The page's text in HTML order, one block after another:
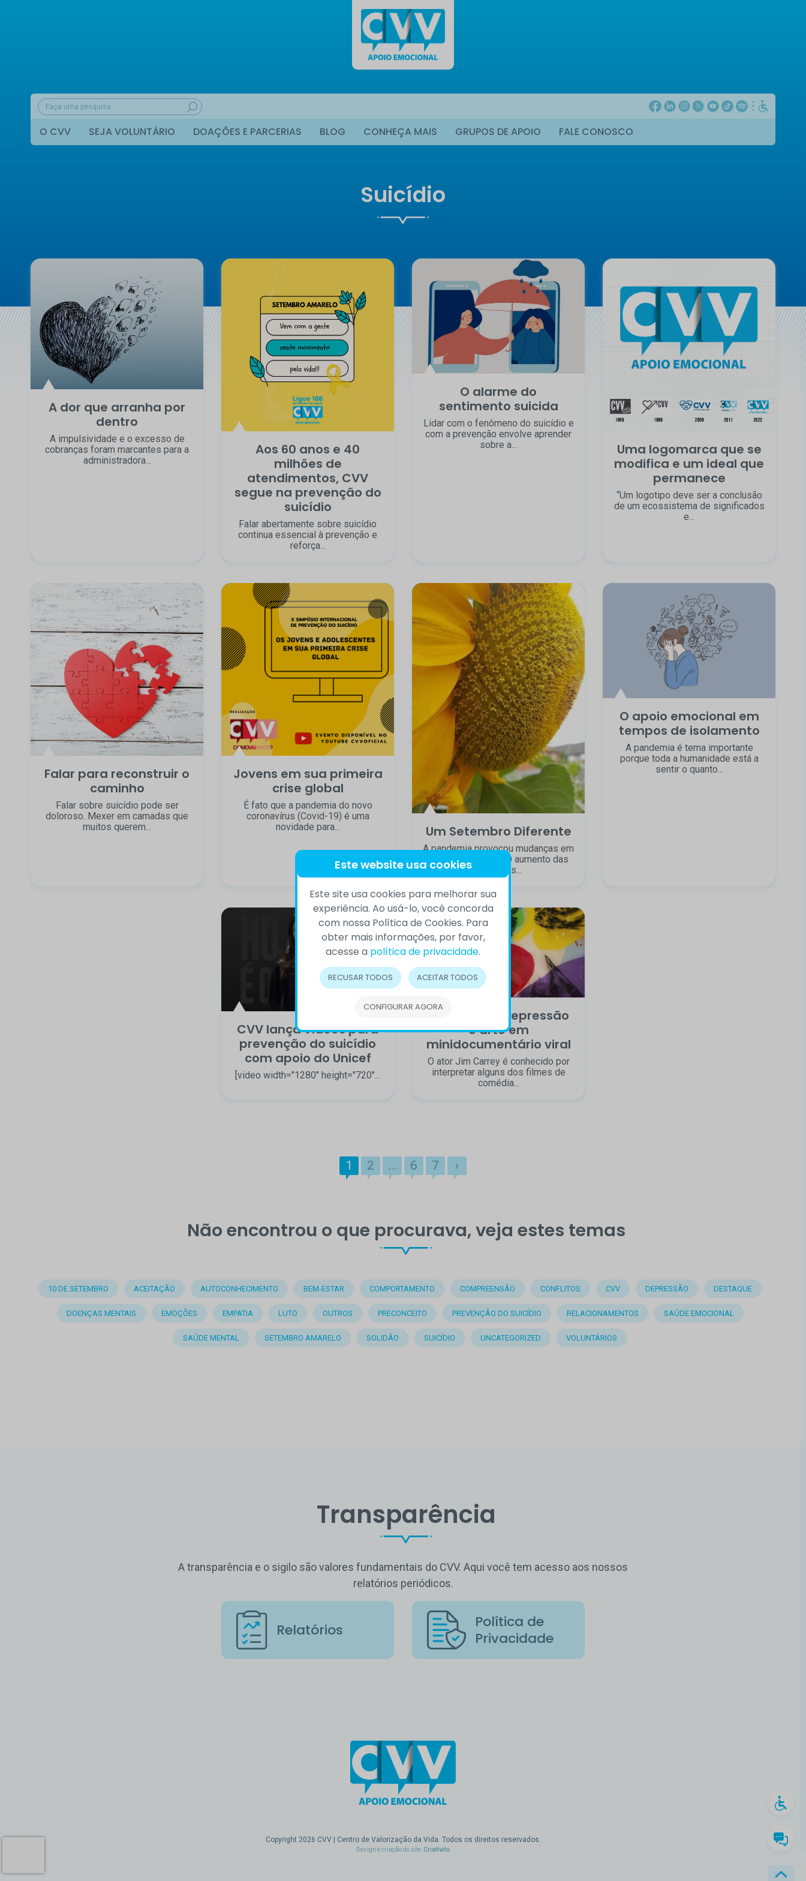
O CVV SEJA VOLUNTÁRIO DOAÇÕES E PARCERIAS BLOG CONHEÇA MAIS GRUPOS DE APOIO FALE CONOSCO
Suicídio
A dor que arranha por
dentro
A impulsividade e o excesso de
cobranças foram marcantes para a
administradora...
Aos 60 anos e 40
milhões de
atendimentos, CVV
segue na prevenção do
suicídio
Falar abertamente sobre suicídio
continua essencial à prevenção e
reforça...
O alarme do
sentimento suicida
Lidar com o fenômeno do suicídio e
com a prevenção envolve aprender
sobre a...
Uma logomarca que se
modifica e um ideal que
permanece
“Um logotipo deve ser a conclusão
de um ecossistema de significados
e...
Falar para reconstruir o
caminho
Falar sobre suicídio pode ser
doloroso. Mexer em camadas que
muitos querem...
Jovens em sua primeira
crise global
É fato que a pandemia do novo
coronavírus (Covid-19) é uma
novidade para...
Um Setembro Diferente
A pandemia provocou mudanças em
toda a sociedade. O aumento das
pressões...
O apoio emocional em
tempos de isolamento
A pandemia é tema importante
porque toda a humanidade está a
sentir o quanto...
CVV lança vídeos para
prevenção do suicídio
com apoio do Unicef
[video width="1280" height="720"...
Jim Carrey: depressão
e arte em
minidocumentário viral
O ator Jim Carrey é conhecido por
interpretar alguns dos filmes de
comédia...
1 2 … 6 7 ›
Não encontrou o que procurava, veja estes temas
10 DE SETEMBRO ACEITAÇÃO AUTOCONHECIMENTO BEM-ESTAR COMPORTAMENTO COMPREENSÃO CONFLITOS CVV DEPRESSÃO DESTAQUE
DOENÇAS MENTAIS EMOÇÕES EMPATIA LUTO OUTROS PRECONCEITO PREVENÇÃO DO SUICÍDIO RELACIONAMENTOS SAÚDE EMOCIONAL
SAÚDE MENTAL SETEMBRO AMARELO SOLIDÃO SUICÍDIO UNCATEGORIZED VOLUNTÁRIOS
Transparência
A transparência e o sigilo são valores fundamentais do CVV. Aqui você tem acesso aos nossos
relatórios periódicos.
Relatórios
Política de
Privacidade
Copyright 2026 CVV | Centro de Valorização da Vida. Todos os direitos reservados.
Design e criação do site:Criativito
Este website usa cookies
Este site usa cookies para melhorar sua
experiência. Ao usá-lo, você concorda
com nossa Política de Cookies. Para
obter mais informações, por favor,
acesse a política de privacidade.
RECUSAR TODOS ACEITAR TODOS
CONFIGURAR AGORA